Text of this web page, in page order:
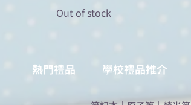
Out of stock
熱門禮品 學校禮品推介